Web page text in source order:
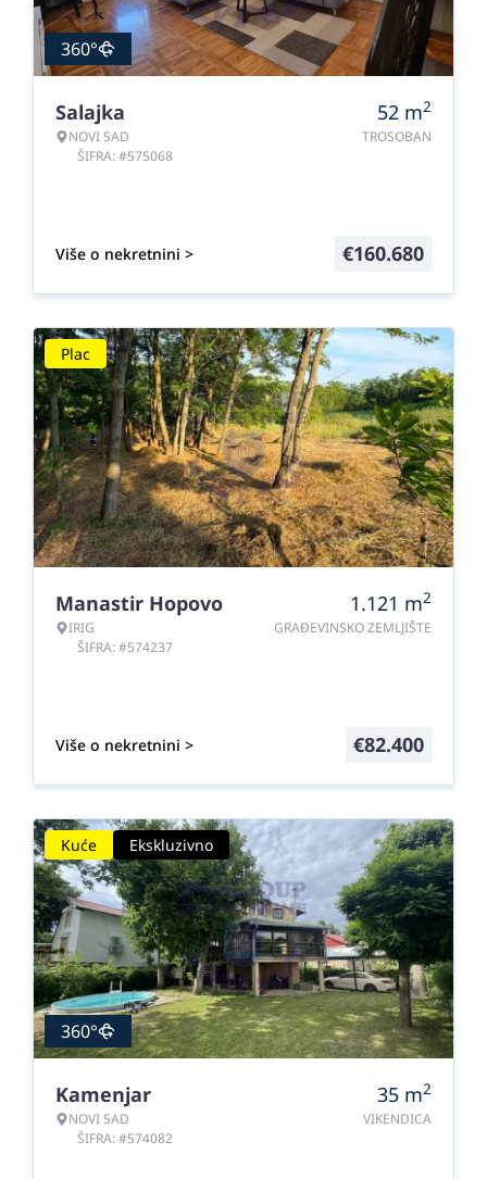
360°
Salajka
NOVI SAD
ŠIFRA: #575068
52 m2
TROSOBAN
Više o nekretnini > €160.680
Plac
Manastir Hopovo
IRIG
ŠIFRA: #574237
1.121 m2
GRAĐEVINSKO ZEMLJIŠTE
Više o nekretnini > €82.400
Kuće Ekskluzivno
360°
Kamenjar
NOVI SAD
ŠIFRA: #574082
35 m2
VIKENDICA